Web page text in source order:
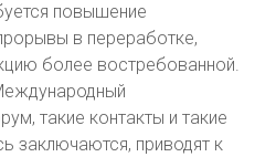
повышение
в переработке,
более востребованной.
такие контакты и такие
заключаются, приводят к